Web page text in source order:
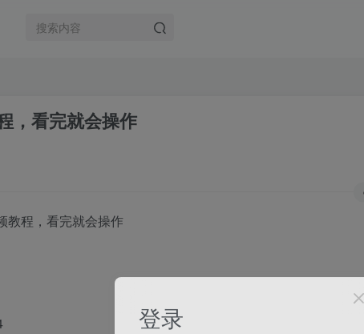
，看完就会操作
登录